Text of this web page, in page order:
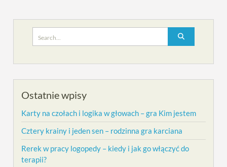
for:
Ostatnie wpisy
Karty na czołach i logika w głowach – gra Kim jestem
Cztery krainy i jeden sen – rodzinna gra karciana
Rerek w pracy logopedy – kiedy i jak go włączyć do
terapii?